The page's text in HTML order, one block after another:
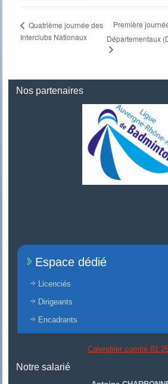
Quatrième journée des
Interclubs Nationaux
Première
Départementaux
Nos partenaires
Espace dédié
Licenciés
Dirigeants
Encadrants
Calendrier comité 01
Notre salarié